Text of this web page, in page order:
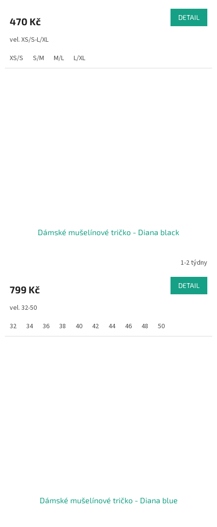
470 Kč DETAIL
vel. XS/S-L/XL
XS/S
S/M M/L L/XL
Dámské mušelínové tričko - Diana black
1-2 týdny
799 Kč DETAIL
vel. 32-50
32
34 36 38 40 42 44 46 48 50
Dámské mušelínové tričko - Diana blue